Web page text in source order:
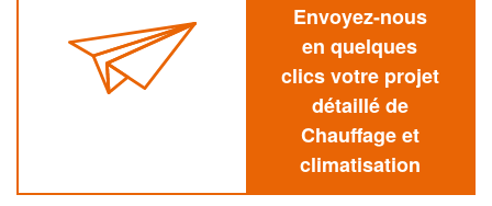
Envoyez-nous
en quelques
clics votre projet
détaillé de
Chauffage et
climatisation